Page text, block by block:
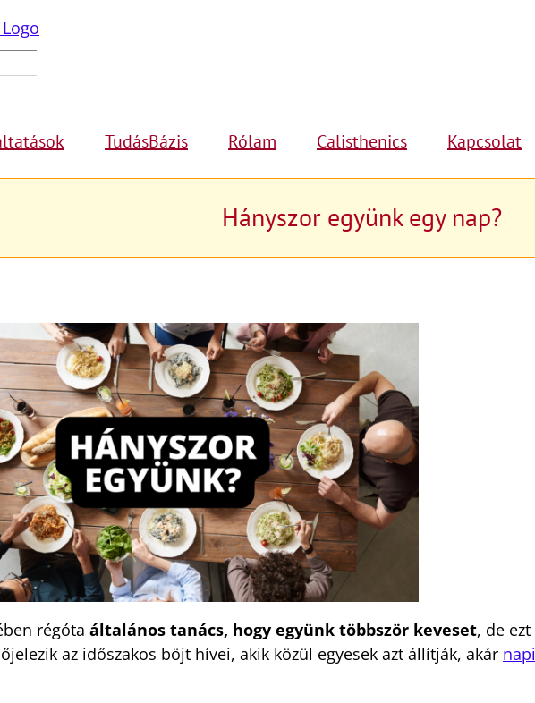
TudásBázis Rólam Calisthenics Kapcsolat
Hányszor együnk egy nap?
régóta általános tanács, hogy együnk többször keveset, de ezt
az időszakos böjt hívei, akik közül egyesek azt állítják, akár